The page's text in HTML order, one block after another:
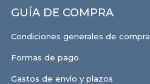
GUÍA DE COMPRA
Condiciones generales de compra
Formas de pago
Gastos de envío y plazos